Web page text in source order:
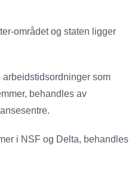
området og staten ligger
som
behandles av
i NSF og Delta, behandles